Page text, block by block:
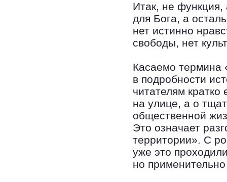
Итак, не
для Бога, а
нет истинно
свободы, нет
Касаемо термина
в подробности
читателям кратко
на улице, а о
общественной
Это означает
территории». С
уже это
но